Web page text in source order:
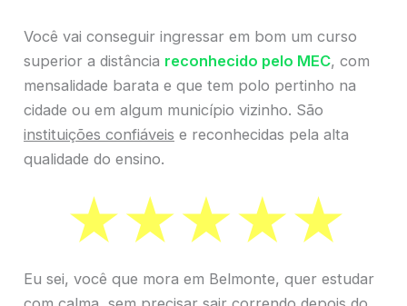
Você vai conseguir ingressar em bom um curso
superior a distância reconhecido pelo MEC, com
mensalidade barata e que tem polo pertinho na
cidade ou em algum município vizinho. São
instituições confiáveis e reconhecidas pela alta
qualidade do ensino.
Eu sei, você que mora em Belmonte, quer estudar